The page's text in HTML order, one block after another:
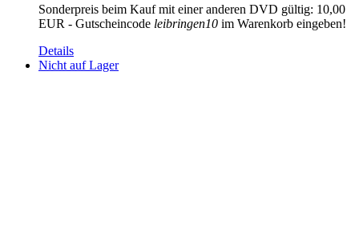
Sonderpreis beim Kauf mit einer anderen DVD gültig: 10,00
EUR - Gutscheincode leibringen10 im Warenkorb eingeben!
Details
Nicht auf Lager